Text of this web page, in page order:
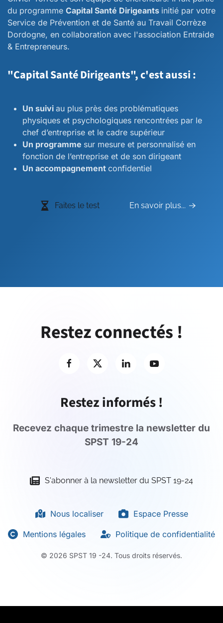
du programme Capital Santé Dirigeants initié par votre
Service de Prévention et de Santé au Travail Corrèze
Dordogne, en collaboration avec l'association Entraide
& Entrepreneurs.
"Capital Santé Dirigeants", c'est aussi :
Un suivi au plus près des problématiques
physiques et psychologiques rencontrées par le
chef d’entreprise et le cadre supérieur
Un programme sur mesure et personnalisé en
fonction de l’entreprise et de son dirigeant
Un accompagnement confidentiel
Faites le test En savoir plus...
Restez connectés !
Restez informés !
Recevez chaque trimestre la newsletter du
SPST 19-24
S'abonner à la newsletter du SPST 19-24
Nous localiser Espace Presse
Mentions légales Politique de confidentialité
© 2026 SPST 19 -24. Tous droits réservés.